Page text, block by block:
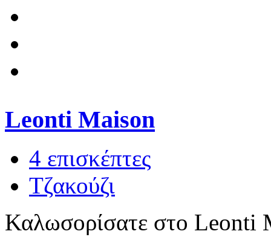
Leonti Maison
4 επισκέπτες
Τζακούζι
Καλωσορίσατε στο Leonti